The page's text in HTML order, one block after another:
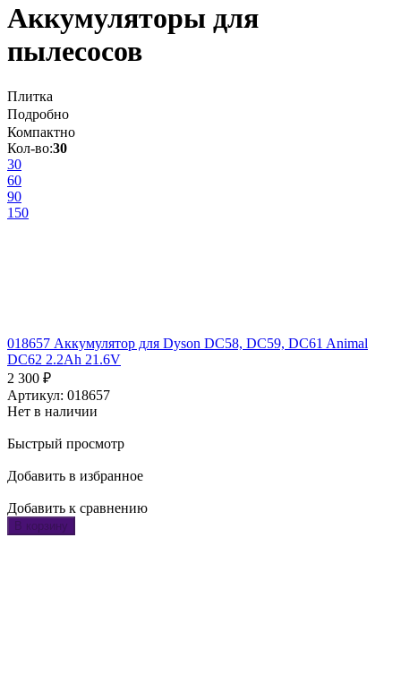
Аккумуляторы для
пылесосов
Плитка
Подробно
Компактно
Кол-во:30
30
60
90
150
018657 Аккумулятор для Dyson DC58, DC59, DC61 Animal
DC62 2.2Ah 21.6V
2 300 ₽
Артикул: 018657
Нет в наличии
Быстрый просмотр
Добавить в избранное
Добавить к сравнению
В корзину